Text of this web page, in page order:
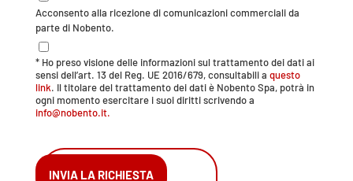
Acconsento alla ricezione di comunicazioni commerciali da
parte di Nobento.
* Ho preso visione delle informazioni sul trattamento dei dati ai
sensi dell’art. 13 del Reg. UE 2016/679, consultabili a questo
link. Il titolare del trattamento dei dati è Nobento Spa, potrà in
ogni momento esercitare i suoi diritti scrivendo a
info@nobento.it.
INVIA LA RICHIESTA